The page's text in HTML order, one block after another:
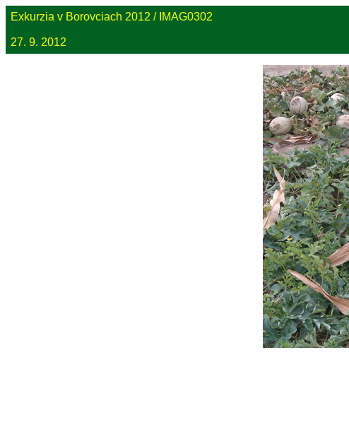
Exkurzia v Borovciach 2012 / IMAG0302
27. 9. 2012